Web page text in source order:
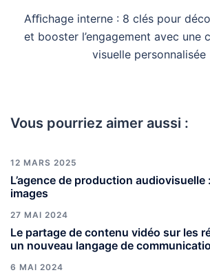
Aﬃchage interne : 8 clés pour
et booster l’engagement avec une
visuelle personnalisée
Vous pourriez aimer aussi :
12 MARS 2025
L’agence de production audiovisuelle
images
27 MAI 2024
Le partage de contenu vidéo sur les
un nouveau langage de
6 MAI 2024